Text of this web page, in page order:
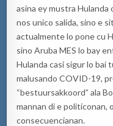
asina ey mustra Hulanda
nos unico salida, sino e
actualmente lo pone cu
sino Aruba MES lo bay
Hulanda casi sigur lo bai
malusando COVID-19,
“bestuursakkoord” ala
mannan di e politiconan,
consecuencianan.